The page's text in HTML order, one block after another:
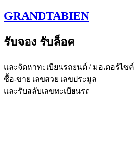
Skip
to
GRANDTABIEN
รับจอง รับล็อค
และจัดหาทะเบียนรถยนต์ / มอเตอร์ไซค์
ซื้อ-ขาย เลขสวย เลขประมูล
และรับสลับเลขทะเบียนรถ